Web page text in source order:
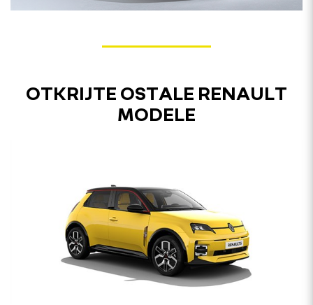
OTKRIJTE OSTALE RENAULT
MODELE